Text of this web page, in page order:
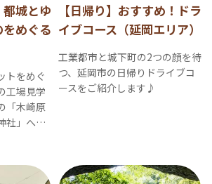
城とゆ
めぐる
トをめぐ
工場見学
「木崎原
社」へ足
【日帰り】おすすめ！ドラ
イブコース（延岡エリア）
工業都市と城下町の2つの顔を待
つ、延岡市の日帰りドライブコ
ースをご紹介します♪